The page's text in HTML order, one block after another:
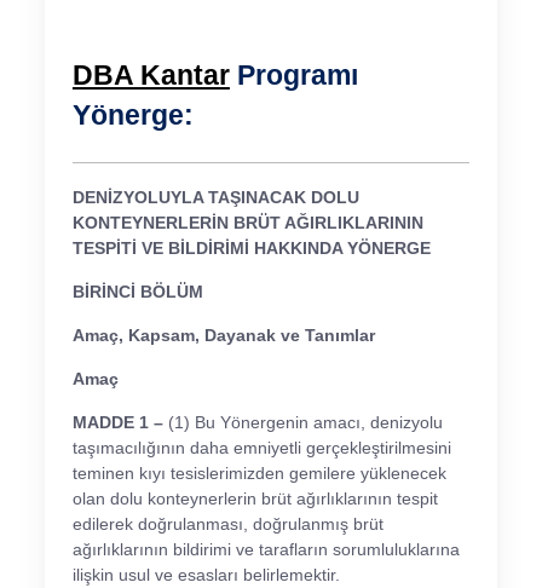
DBA KantarProgramı
Yönerge:
DENİZYOLUYLA TAŞINACAK DOLU
KONTEYNERLERİN BRÜT AĞIRLIKLARININ
TESPİTİ VE BİLDİRİMİ HAKKINDA YÖNERGE
BİRİNCİ BÖLÜM
Amaç, Kapsam, Dayanak ve Tanımlar
Amaç
MADDE 1 – (1) Bu Yönergenin amacı, denizyolu
taşımacılığının daha emniyetli gerçekleştirilmesini
teminen kıyı tesislerimizden gemilere yüklenecek
olan dolu konteynerlerin brüt ağırlıklarının tespit
edilerek doğrulanması, doğrulanmış brüt
ağırlıklarının bildirimi ve tarafların sorumluluklarına
ilişkin usul ve esasları belirlemektir.